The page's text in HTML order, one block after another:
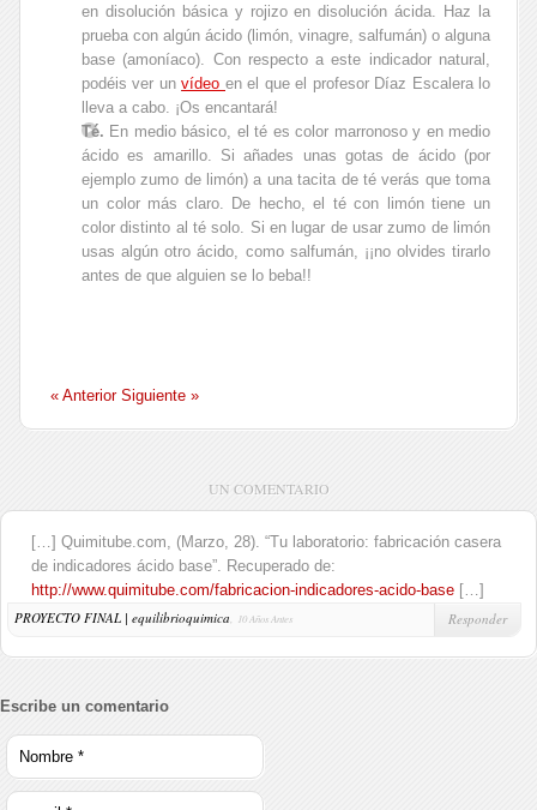
en disolución básica y rojizo en disolución ácida. Haz la
prueba con algún ácido (limón, vinagre, salfumán) o alguna
base (amoníaco). Con respecto a este indicador natural,
podéis ver unvídeo en el que el profesor Díaz Escalera lo
lleva a cabo. ¡Os encantará!
Té. En medio básico, el té es color marronoso y en medio
ácido es amarillo. Si añades unas gotas de ácido (por
ejemplo zumo de limón) a una tacita de té verás que toma
un color más claro. De hecho, el té con limón tiene un
color distinto al té solo. Si en lugar de usar zumo de limón
usas algún otro ácido, como salfumán, ¡¡no olvides tirarlo
antes de que alguien se lo beba!!
« Anterior Siguiente »
UN COMENTARIO
[…] Quimitube.com, (Marzo, 28). “Tu laboratorio: fabricación casera
de indicadores ácido base”. Recuperado de:
http://www.quimitube.com/fabricacion-indicadores-acido-base […]
PROYECTO FINAL | equilibrioquimica
10 Años Antes Responder
Escribe un comentario